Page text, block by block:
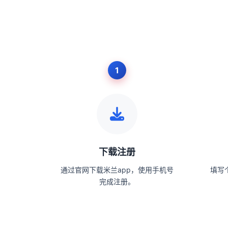
下载注册
通过官网下载米兰app，使用手机号
完成注册。
填写